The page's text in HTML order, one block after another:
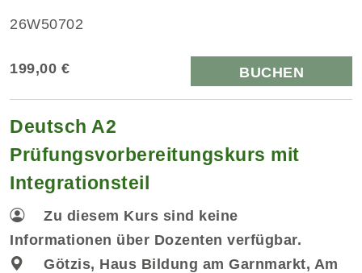
26W50702
199,00 € BUCHEN
Deutsch A2
Prüfungsvorbereitungskurs mit
Integrationsteil
Zu diesem Kurs sind keine
Informationen über Dozenten verfügbar.
Götzis, Haus Bildung am Garnmarkt, Am